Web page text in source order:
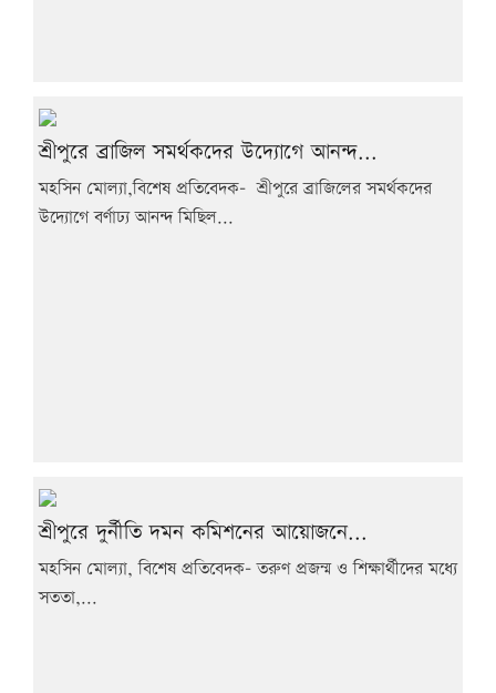
শ্রীপুরে ব্রাজিল সমর্থকদের উদ্যোগে আনন্দ...
মহসিন মোল্যা,বিশেষ প্রতিবেদক- শ্রীপুরে ব্রাজিলের সমর্থকদের
উদ্যোগে বর্ণাঢ্য আনন্দ মিছিল...
শ্রীপুরে দুর্নীতি দমন কমিশনের আয়োজনে...
মহসিন মোল্যা, বিশেষ প্রতিবেদক- তরুণ প্রজন্ম ও শিক্ষার্থীদের মধ্যে
সততা,...